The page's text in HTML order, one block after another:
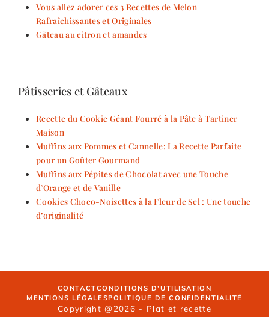
Vous allez adorer ces 3 Recettes de Melon
Rafraîchissantes et Originales
Gâteau au citron et amandes
Pâtisseries et Gâteaux
Recette du Cookie Géant Fourré à la Pâte à Tartiner
Maison
Muffins aux Pommes et Cannelle: La Recette Parfaite
pour un Goûter Gourmand
Muffins aux Pépites de Chocolat avec une Touche
d’Orange et de Vanille
Cookies Choco-Noisettes à la Fleur de Sel : Une touche
d’originalité
CONTACTCONDITIONS D’UTILISATION
MENTIONS LÉGALESPOLITIQUE DE CONFIDENTIALITÉ
Copyright @2026 - Plat et recette